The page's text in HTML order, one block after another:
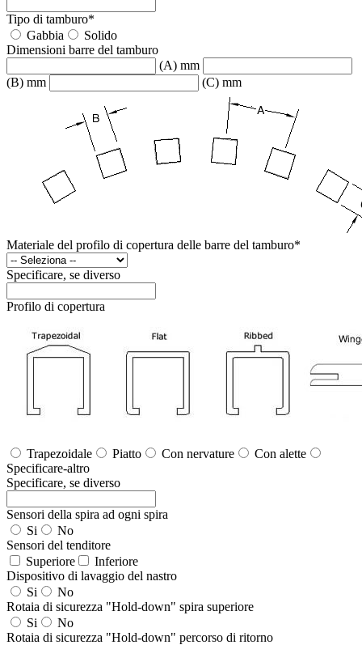
Tipo di tamburo*
Gabbia
Solido
Dimensioni barre del tamburo
(A) mm
(B) mm
(C) mm
Materiale del profilo di copertura delle barre del tamburo*
Specificare, se diverso
Profilo di copertura
Trapezoidale Piatto Con nervature
Con alette
Specificare-altro
Specificare, se diverso
Sensori della spira ad ogni spira
Si
No
Sensori del tenditore
Superiore
Inferiore
Dispositivo di lavaggio del nastro
Si
No
Rotaia di sicurezza "Hold-down" spira superiore
Si
No
Rotaia di sicurezza "Hold-down" percorso di ritorno